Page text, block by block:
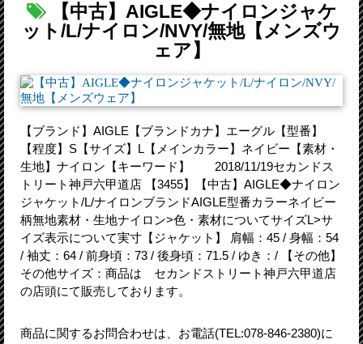
【中古】AIGLE◆ナイロンジャケ
ット/L/ナイロン/NVY/無地【メンズウ
ェア】
【ブランド】AIGLE【ブランドカナ】エーグル【型番】
【程度】S【サイズ】L【メインカラー】ネイビー【素材・
生地】ナイロン【キーワード】 2018/11/19セカンドス
トリート神戸六甲道店 【3455】【中古】AIGLE◆ナイロン
ジャケット/L/ナイロンブランドAIGLE型番カラーネイビー
柄無地素材・生地ナイロン>色・素材についてサイズL>サ
イズ表示について実寸【ジャケット】 肩幅：45 / 身幅：54
/ 袖丈：64 / 前身頃：73 / 後身頃：71.5 / ゆき：/ 【その他】
その他サイズ：商品は セカンドストリート神戸六甲道店
の店頭にて販売しております。
商品に関するお問合わせは、お電話(TEL:078-846-2380)に